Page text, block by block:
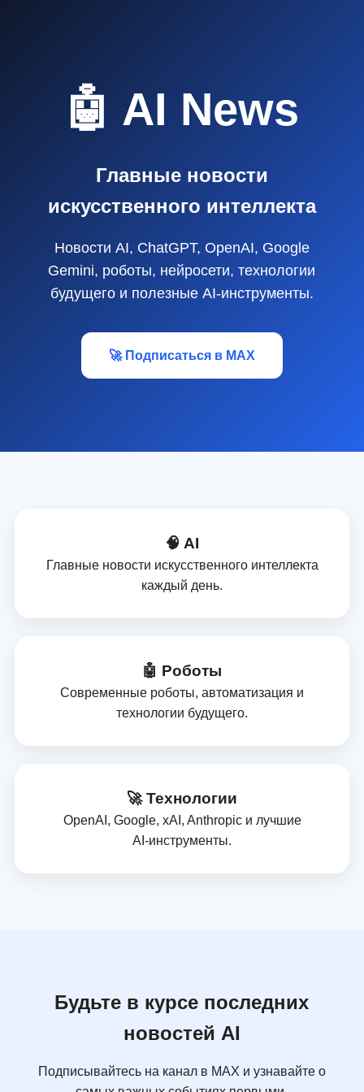
🤖 AI News
Главные новости
искусственного интеллекта
Новости AI, ChatGPT, OpenAI, Google
Gemini, роботы, нейросети, технологии
будущего и полезные AI‑инструменты.
🚀 Подписаться в MAX
🧠 AI
Главные новости искусственного интеллекта
каждый день.
🤖 Роботы
Современные роботы, автоматизация и
технологии будущего.
🚀 Технологии
OpenAI, Google, xAI, Anthropic и лучшие
AI‑инструменты.
Будьте в курсе последних
новостей AI
Подписывайтесь на канал в MAX и узнавайте о